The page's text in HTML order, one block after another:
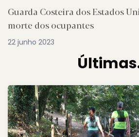
Guarda Costeira dos Estados
morte dos ocupantes
22 junho 2023